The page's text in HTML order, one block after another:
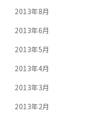
2013年8月
2013年6月
2013年5月
2013年4月
2013年3月
2013年2月